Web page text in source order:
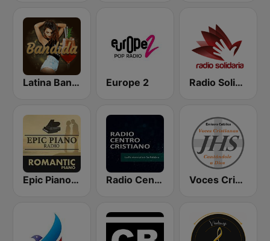
Latina Bandida! Europe 2 Radio Solidaria
Epic Piano - ROMANTIC PIANO Radio Centro Cristiano Voces Cristianas